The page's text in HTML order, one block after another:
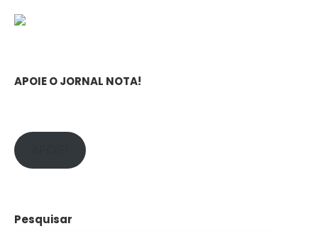
APOIE O JORNAL NOTA!
Pesquisar